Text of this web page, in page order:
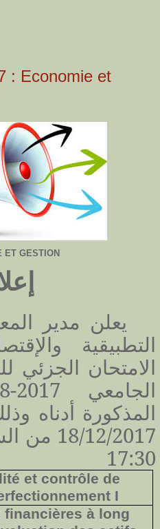
: Economie et
ET GESTION
يعلن مدير
التطبيقية
الامتحان الجزئي
المذكورة أدناه
17:30
et contrôle de
I
financières à long